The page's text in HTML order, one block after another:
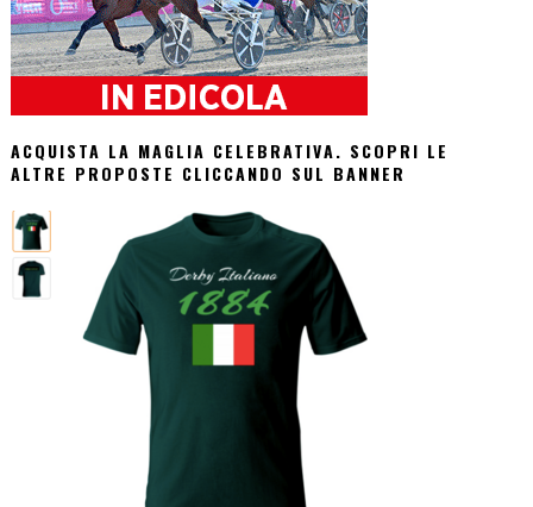
ACQUISTA LA MAGLIA CELEBRATIVA. SCOPRI LE
ALTRE PROPOSTE CLICCANDO SUL BANNER